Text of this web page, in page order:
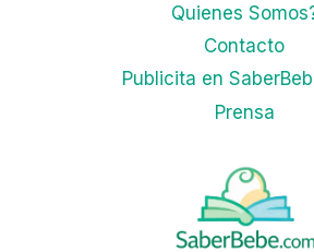
Quienes
Contacto
Publicita en
Prensa